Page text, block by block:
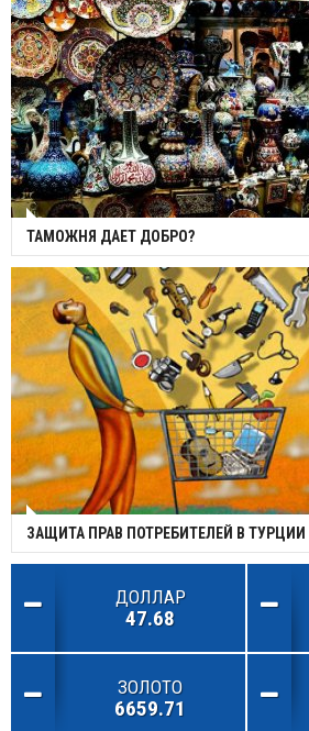
ТАМОЖНЯ ДАЕТ ДОБРО?
ЗАЩИТА ПРАВ ПОТРЕБИТЕЛЕЙ В ТУРЦИИ
ДОЛЛАР
47.68
ЗОЛОТО
6659.71